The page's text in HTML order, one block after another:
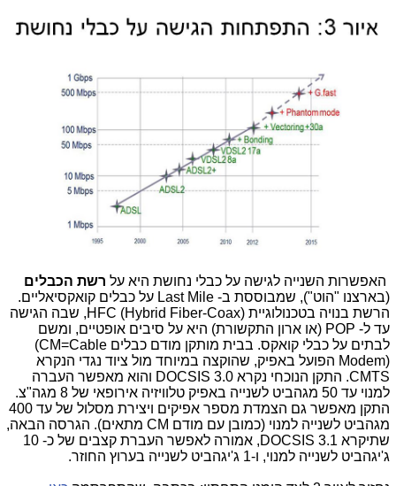
האפשרות השנייה לגישה על כבלי נחושת היא על רשת הכבלים
(בארצנו "הוט"), שמבוססת ב- Last Mile על כבלים קואקסיאליים.
הרשת בנויה בטכנולוגיית ,HFC (Hybrid Fiber-Coax) שבה הגישה
עד ל- POP (או ארון התקשורת) היא על סיבים אופטיים, ומשם
לבתים על כבלי קואקס. בבית מותקן מודם כבלים (CM=Cable
Modem) הפועל באפיק, שהוקצה במיוחד מול ציוד נגדי הנקרא
CMTS. התקן הנוכחי נקרא DOCSIS 3.0 והוא מאפשר העברה
למנוי עד 50 מגהביט לשנייה באפיק טלוויזיה אירופאי של 8 מגה"צ.
התקן מאפשר גם הצמדת מספר אפיקים ויצירת מסלול של עד 400
מגהביט לשנייה למנוי (כמובן עם מודם CM מתאים). הגרסה הבאה,
שתיקרא ,DOCSIS 3.1
אמורה לאפשר העברת קצבים של כ- 10
ג'יגהביט לשנייה למנוי, ו-1 ג'יגהביט לשנייה בערוץ החוזר.